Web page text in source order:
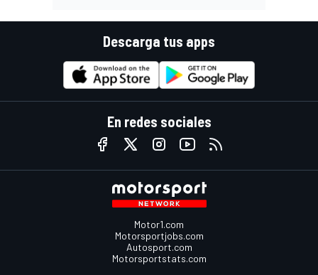
Descarga tus apps
En redes sociales
Motor1.com
Motorsportjobs.com
Autosport.com
Motorsportstats.com